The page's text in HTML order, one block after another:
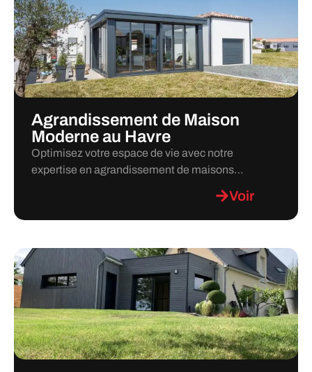
Agrandissement de Maison
Moderne au Havre
Optimisez votre espace de vie avec notre
expertise en agrandissement de maisons…
Voir